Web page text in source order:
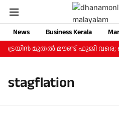
News Business Kerala
ട്രെയിന്‍ മുതല്‍ മൗണ്ട് ഫുജി
stagflation